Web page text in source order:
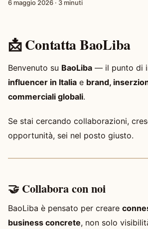
6 maggio 2026 · 3 minuti
📩 Contatta BaoLiba
Benvenuto su BaoLiba — il punto di
influencer in Italia e brand,
commerciali globali.
Se stai cercando collaborazioni,
opportunità, sei nel posto giusto.
🤝 Collabora con noi
BaoLiba è pensato per creare
business concrete, non solo